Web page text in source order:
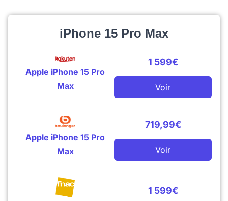
iPhone 15 Pro Max
Apple iPhone 15 Pro
Max
1 599€
Voir
Apple iPhone 15 Pro
Max
719,99€
Voir
1 599€